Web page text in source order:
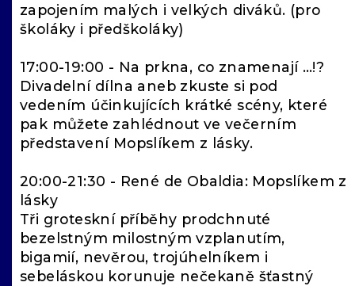
zapojením malých i velkých diváků. (pro
školáky i předškoláky)
17:00-19:00 - Na prkna, co znamenají …!?
Divadelní dílna aneb zkuste si pod
vedením účinkujících krátké scény, které
pak můžete zahlédnout ve večerním
představení Mopslíkem z lásky.
20:00-21:30 - René de Obaldia: Mopslíkem z
lásky
Tři groteskní příběhy prodchnuté
bezelstným milostným vzplanutím,
bigamií, nevěrou, trojúhelníkem i
sebeláskou korunuje nečekaně šťastný